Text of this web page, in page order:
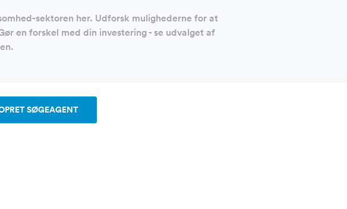
sektoren her. Udforsk mulighederne for at
en forskel med din investering - se udvalget af
SØGEAGENT